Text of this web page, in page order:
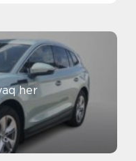
her